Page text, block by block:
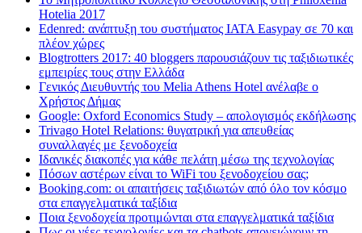
Hotelia 2017
Edenred: ανάπτυξη του συστήματος IATA Easypay σε 70 και
πλέον χώρες
Blogtrotters 2017: 40 bloggers παρουσιάζουν τις ταξιδιωτικές
εμπειρίες τους στην Ελλάδα
Γενικός Διευθυντής του Melia Athens Hotel ανέλαβε ο
Χρήστος Δήμας
Google: Oxford Economics Study – απολογισμός εκδήλωσης
Trivago Hotel Relations: θυγατρική για απευθείας
συναλλαγές με ξενοδοχεία
Iδανικές διακοπές για κάθε πελάτη μέσω της τεχνολογίας
Πόσων αστέρων είναι το WiFi του ξενοδοχείου σας;
Booking.com: οι απαιτήσεις ταξιδιωτών από όλο τον κόσμο
στα επαγγελματικά ταξίδια
Ποια ξενοδοχεία προτιμώνται στα επαγγελματικά ταξίδια